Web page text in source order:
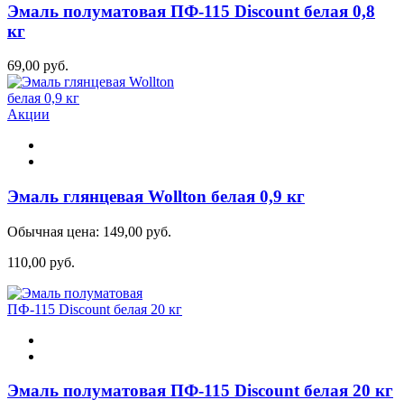
Эмаль полуматовая ПФ-115 Discount белая 0,8
кг
69,00 руб.
Акции
Эмаль глянцевая Wollton белая 0,9 кг
Обычная цена: 149,00 руб.
110,00 руб.
Эмаль полуматовая ПФ-115 Discount белая 20 кг